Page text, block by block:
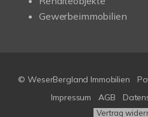
Gewerbeimmobilien
© WeserBergland Immobilien
Impressum
AGB
Vertrag